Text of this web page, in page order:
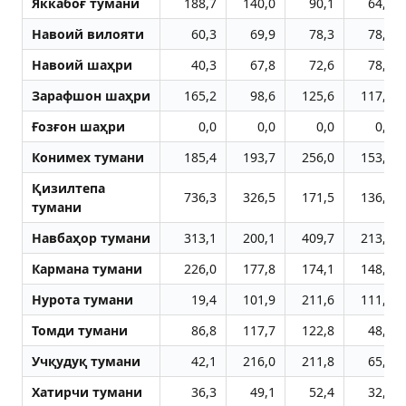
Навоий вилояти
60,3 69,9 78,3
78,4
Навоий шаҳри
40,3 67,8 72,6
78,6
Зарафшон шаҳри
165,2 98,6 125,6
117,0
Ғозғон шаҳри
0,0 0,0 0,0
0,0
Конимех тумани
185,4 193,7 256,0
153,3
Қизилтепа
тумани
736,3 326,5 171,5 136,1
Навбаҳор тумани 313,1 200,1 409,7
213,9
Кармана тумани
226,0 177,8 174,1
148,9
Нурота тумани
19,4 101,9 211,6
111,4
Томди тумани
86,8 117,7 122,8
48,8
Учқудуқ тумани
42,1 216,0 211,8
65,9
Хатирчи тумани
36,3 49,1 52,4
32,7